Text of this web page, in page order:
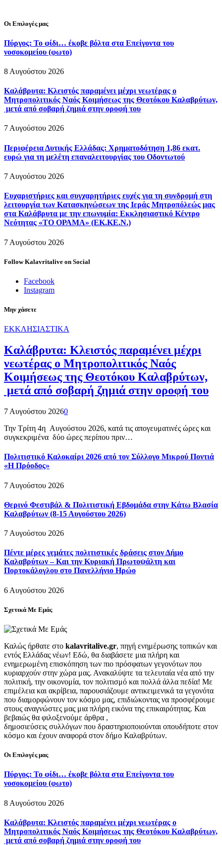
Οι Επιλογές μας
Πύργος: Το φίδι… έκοβε βόλτα στα Επείγοντα του
νοσοκομείου (φωτο)
8 Αυγούστου 2026
Καλάβρυτα: Κλειστός παραμένει μέχρι νεωτέρας ο
Μητροπολιτικός Ναός Κοιμήσεως της Θεοτόκου Καλαβρύτων,
μετά από σοβαρή ζημιά στην οροφή του
7 Αυγούστου 2026
Περιφέρεια Δυτικής Ελλάδας: Χρηματοδότηση 1,86 εκατ.
ευρώ για τη μελέτη επαναλειτουργίας του Οδοντωτού
7 Αυγούστου 2026
Ευχαριστήριες και συγχαρητήριες ευχές για τη συνδρομή στη
λειτουργία των Κατασκηνώσεων της Ιεράς Μητροπόλεώς μας
στα Καλάβρυτα με την επωνυμία: Εκκλησιαστικό Κέντρο
Νεότητας «ΤΟ ΟΡΑΜΑ» (ΕΚ.ΚΕ.Ν.)
7 Αυγούστου 2026
Follow Kalavritalive on Social
Facebook
Instagram
Μην χάσετε
ΕΚΚΛΗΣΙΑΣΤΙΚΑ
Καλάβρυτα: Κλειστός παραμένει μέχρι
νεωτέρας ο Μητροπολιτικός Ναός
Κοιμήσεως της Θεοτόκου Καλαβρύτων,
μετά από σοβαρή ζημιά στην οροφή του
7 Αυγούστου 20260
Την Τρίτη 4η Αυγούστου 2026, κατά τις απογευματινές ώρες και
συγκεκριμένα δύο ώρες περίπου πριν…
Πολιτιστικό Καλοκαίρι 2026 από τον Σύλλογο Μικρού Ποντιά
«Η Πρόοδος»
7 Αυγούστου 2026
Θερινό Φεστιβάλ & Πολιτιστική Εβδομάδα στην Κάτω Βλασία
Καλαβρύτων (8-15 Αυγούστου 2026)
7 Αυγούστου 2026
Πέντε μέρες γεμάτες πολιτιστικές δράσεις στον Δήμο
Καλαβρύτων – Και την Κυριακή Πρωτοψάλτη και
Πορτοκάλογλου στο Πανελλήνιο Ηρώο
6 Αυγούστου 2026
Σχετικά Με Εμάς
Καλώς ήρθατε στο kalavritalive.gr, πηγή ενημέρωσης τοπικών και
εντός Ελλάδας νέων! Εδώ, θα διαβάσετε μια πλήρη και
ενημερωμένη επισκόπηση των πιο πρόσφατων γεγονότων που
κυριαρχούν στην χώρα μας. Ανακαλύψτε τα τελευταία νέα από την
πολιτική, την οικονομία, τον πολιτισμό και πολλά άλλα πεδία! Με
επιμέλεια και ακρίβεια, παρουσιάζουμε αντικειμενικά τα γεγονότα
που διαμορφώνουν τον κόσμο μας, επιδιώκοντας να προσφέρουμε
στους αναγνώστες μας μια πλήρη εικόνα της επικαιρότητας. Και
βεβαιώς θα φιλοξενούμε άρθρα ,
δημοσιεύσεις συλλόγων που δραστηριοποιούνται οπουδήποτε στον
κόσμο και έχουν αναφορά στον δήμο Καλαβρύτων.
Οι Επιλογές μας
Πύργος: Το φίδι… έκοβε βόλτα στα Επείγοντα του
νοσοκομείου (φωτο)
8 Αυγούστου 2026
Καλάβρυτα: Κλειστός παραμένει μέχρι νεωτέρας ο
Μητροπολιτικός Ναός Κοιμήσεως της Θεοτόκου Καλαβρύτων,
μετά από σοβαρή ζημιά στην οροφή του